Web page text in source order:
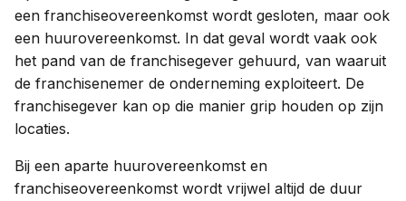
een franchiseovereenkomst wordt gesloten, maar ook
een huurovereenkomst. In dat geval wordt vaak ook
het pand van de franchisegever gehuurd, van waaruit
de franchisenemer de onderneming exploiteert. De
franchisegever kan op die manier grip houden op zijn
locaties.
Bij een aparte huurovereenkomst en
franchiseovereenkomst wordt vrijwel altijd de duur